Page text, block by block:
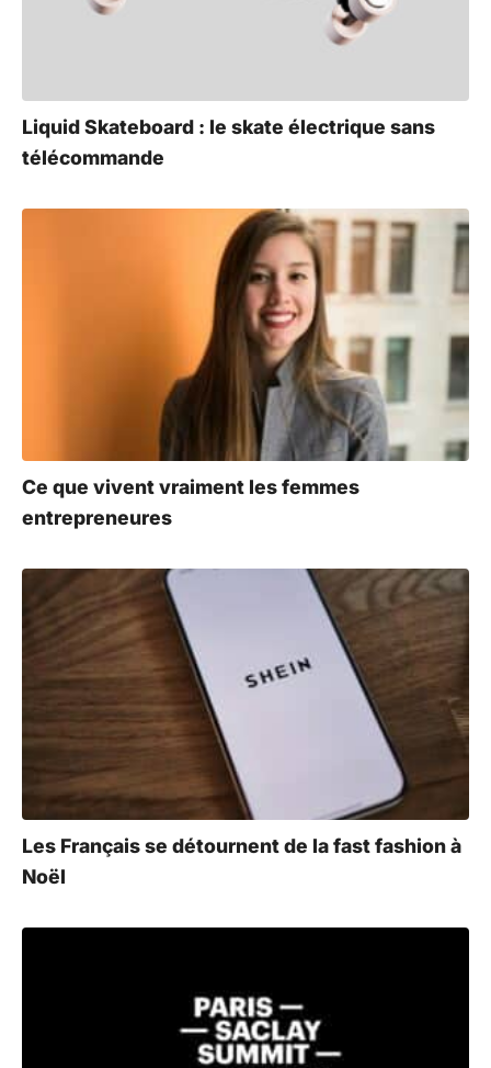
Liquid Skateboard : le skate électrique sans
télécommande
Ce que vivent vraiment les femmes
entrepreneures
Les Français se détournent de la fast fashion à
Noël